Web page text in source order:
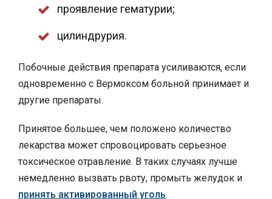
проявление гематурии;
цилиндрурия.
Побочные действия препарата усиливаются, если
одновременно с Вермоксом больной принимает и
другие препараты.
Принятое большее, чем положено количество
лекарства может спровоцировать серьезное
токсическое отравление. В таких случаях лучше
немедленно вызвать рвоту, промыть желудок и
принять активированный уголь.